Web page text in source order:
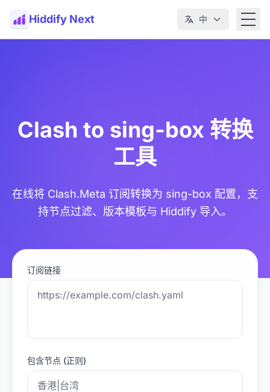
Hiddify Next 中
Clash to sing-box 转换
工具
在线将 Clash.Meta 订阅转换为 sing-box 配置，支
持节点过滤、版本模板与 Hiddify 导入。
订阅链接
包含节点 (正则)